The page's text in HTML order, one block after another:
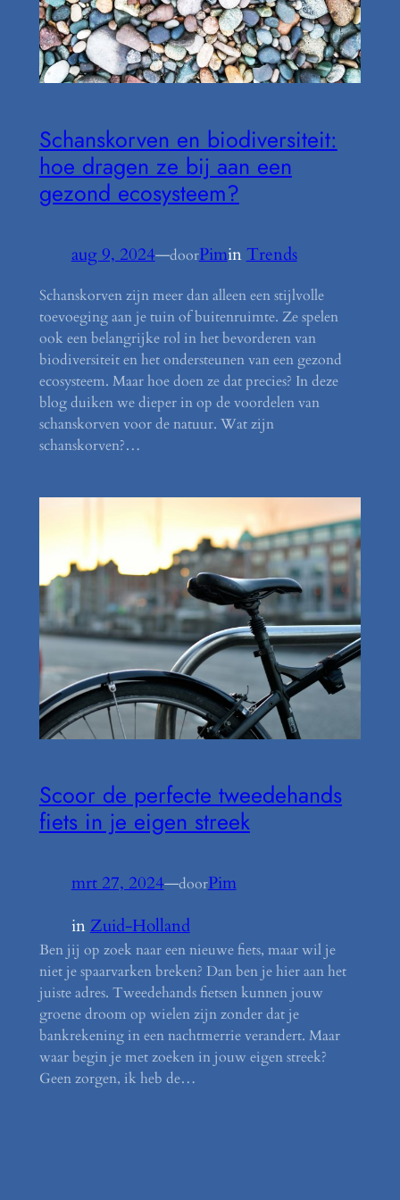
Schanskorven en biodiversiteit:
hoe dragen ze bij aan een
gezond ecosysteem?
aug 9, 2024—doorPiminTrends
Schanskorven zijn meer dan alleen een stijlvolle
toevoeging aan je tuin of buitenruimte. Ze spelen
ook een belangrijke rol in het bevorderen van
biodiversiteit en het ondersteunen van een gezond
ecosysteem. Maar hoe doen ze dat precies? In deze
blog duiken we dieper in op de voordelen van
schanskorven voor de natuur. Wat zijn
schanskorven?…
Scoor de perfecte tweedehands
fiets in je eigen streek
mrt 27, 2024—doorPim
inZuid-Holland
Ben jij op zoek naar een nieuwe fiets, maar wil je
niet je spaarvarken breken? Dan ben je hier aan het
juiste adres. Tweedehands fietsen kunnen jouw
groene droom op wielen zijn zonder dat je
bankrekening in een nachtmerrie verandert. Maar
waar begin je met zoeken in jouw eigen streek?
Geen zorgen, ik heb de…